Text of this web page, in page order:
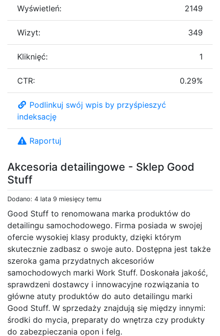
Akcesoria detailingowe - Sklep Good
Stuff
Dodano: 4 lata 9 miesięcy temu
Good Stuff to renomowana marka produktów do
detailingu samochodowego. Firma posiada w swojej
ofercie wysokiej klasy produkty, dzięki którym
skutecznie zadbasz o swoje auto. Dostępna jest także
szeroka gama przydatnych akcesoriów
samochodowych marki Work Stuff. Doskonała jakość,
sprawdzeni dostawcy i innowacyjne rozwiązania to
główne atuty produktów do auto detailingu marki
Good Stuff. W sprzedaży znajdują się między innymi:
środki do mycia, preparaty do wnętrza czy produkty
do zabezpieczania opon i felg.
Wyświetleń: 2149
Wizyt: 349
Kliknięć: 1
CTR: 0.29%
Podlinkuj swój wpis by przyśpieszyć
indeksację
Raportuj